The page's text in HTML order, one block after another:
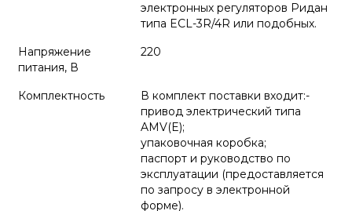
электронных регуляторов Ридан
типа ECL-3R/4R или подобных.
Напряжение
питания, В
220
Комплектность
В комплект поставки входит:-
привод электрический типа
AMV(E);
упаковочная коробка;
паспорт и руководство по
эксплуатации (предоставляется
по запросу в электронной
форме).